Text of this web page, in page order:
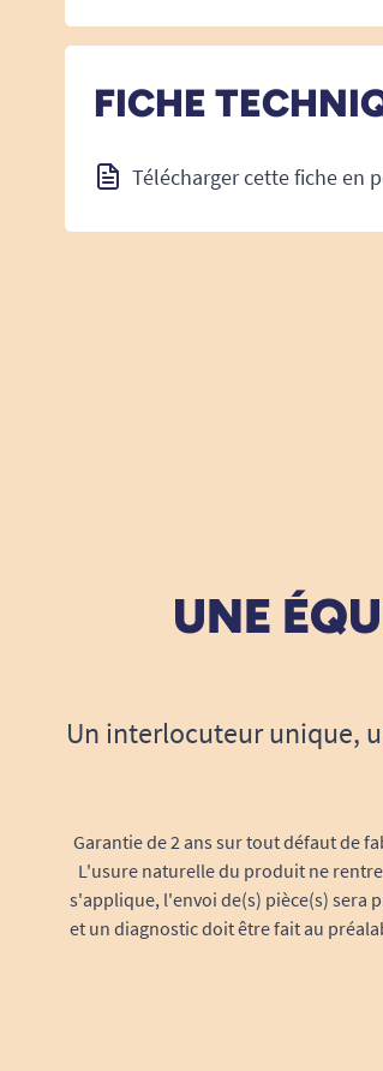
FICHE
Télécharger cette fiche en
UNE
Un interlocuteur unique,
Garantie de 2 ans sur tout défaut de
L'usure naturelle du produit ne
s'applique, l'envoi de(s) pièce(s) sera
et un diagnostic doit être fait au